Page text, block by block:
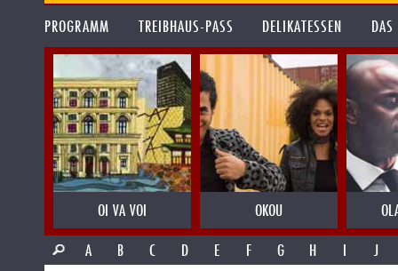
PROGRAMM TREIBHAUS-PASS DELIKATESSEN
OI VA VOI OKOU
A
B C D E F G H I J